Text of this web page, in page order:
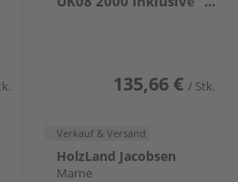
135,66 € / Stk.
Verkauf & Versand
HolzLand Jacobsen
Marne